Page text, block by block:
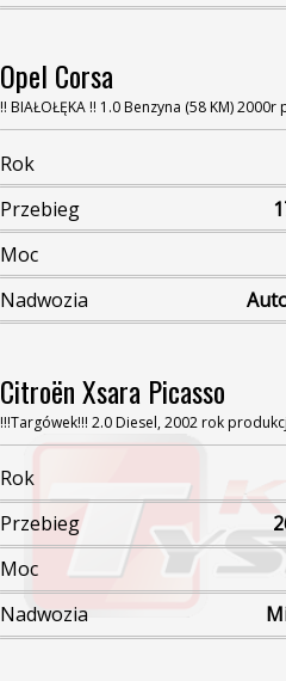
Opel Corsa
!! BIAŁOŁĘKA !! 1.0 Benzyna (58 KM) 2000r
Rok
Przebieg
Moc
Nadwozia
Citroën Xsara Picasso
!!!Targówek!!! 2.0 Diesel, 2002 rok
Rok
Przebieg
Moc
Nadwozia